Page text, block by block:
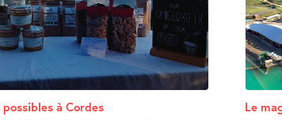
à Cordes Le